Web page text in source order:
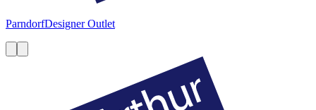
ParndorfDesigner Outlet